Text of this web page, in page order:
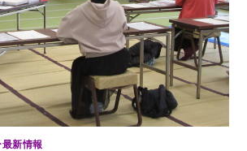
新情報